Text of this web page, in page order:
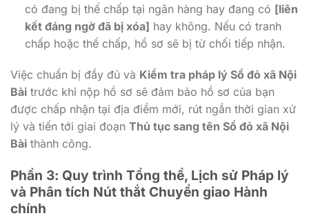
có đang bị thế chấp tại ngân hàng hay đang có [liên
kết đáng ngờ đã bị xóa] hay không. Nếu có tranh
chấp hoặc thế chấp, hồ sơ sẽ bị từ chối tiếp nhận.
Việc chuẩn bị đầy đủ và Kiểm tra pháp lý Sổ đỏ xã Nội
Bài trước khi nộp hồ sơ sẽ đảm bảo hồ sơ của bạn
được chấp nhận tại địa điểm mới, rút ngắn thời gian xử
lý và tiến tới giai đoạn Thủ tục sang tên Sổ đỏ xã Nội
Bài thành công.
Phần 3: Quy trình Tổng thể, Lịch sử Pháp lý
và Phân tích Nút thắt Chuyển giao Hành
chính